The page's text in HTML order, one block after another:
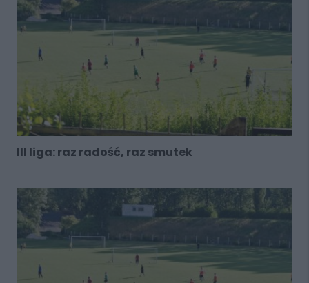
III liga: raz radość, raz smutek